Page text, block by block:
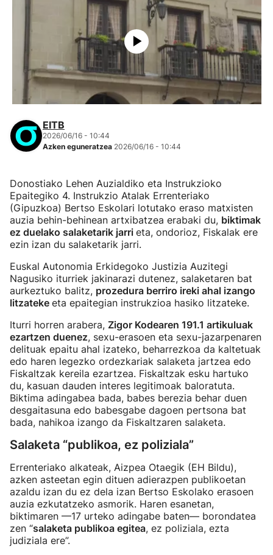
EITB
2026/06/16 - 10:44
Azken eguneratzea 2026/06/16 - 10:44
Donostiako Lehen Auzialdiko eta Instrukzioko
Epaitegiko 4. Instrukzio Atalak Errenteriako
(Gipuzkoa) Bertso Eskolari lotutako eraso matxisten
auzia behin-behinean artxibatzea erabaki du, biktimak
ez duelako salaketarik jarri eta, ondorioz, Fiskalak ere
ezin izan du salaketarik jarri.
Euskal Autonomia Erkidegoko Justizia Auzitegi
Nagusiko iturriek jakinarazi dutenez, salaketaren bat
aurkeztuko balitz, prozedura berriro ireki ahal izango
litzateke eta epaitegian instrukzioa hasiko litzateke.
Iturri horren arabera, Zigor Kodearen 191.1 artikuluak
ezartzen duenez, sexu-erasoen eta sexu-jazarpenaren
delituak epaitu ahal izateko, beharrezkoa da kaltetuak
edo haren legezko ordezkariak salaketa jartzea edo
Fiskaltzak kereila ezartzea. Fiskaltzak esku hartuko
du, kasuan dauden interes legitimoak baloratuta.
Biktima adingabea bada, babes berezia behar duen
desgaitasuna edo babesgabe dagoen pertsona bat
bada, nahikoa izango da Fiskaltzaren salaketa.
Salaketa “publikoa, ez poliziala”
Errenteriako alkateak, Aizpea Otaegik (EH Bildu),
azken asteetan egin dituen adierazpen publikoetan
azaldu izan du ez dela izan Bertso Eskolako erasoen
auzia ezkutatzeko asmorik. Haren esanetan,
biktimaren —17 urteko adingabe baten— borondatea
zen “salaketa publikoa egitea, ez poliziala, ezta
judiziala ere”.